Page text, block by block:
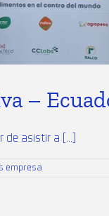
–
de asistir a [...]
empresa